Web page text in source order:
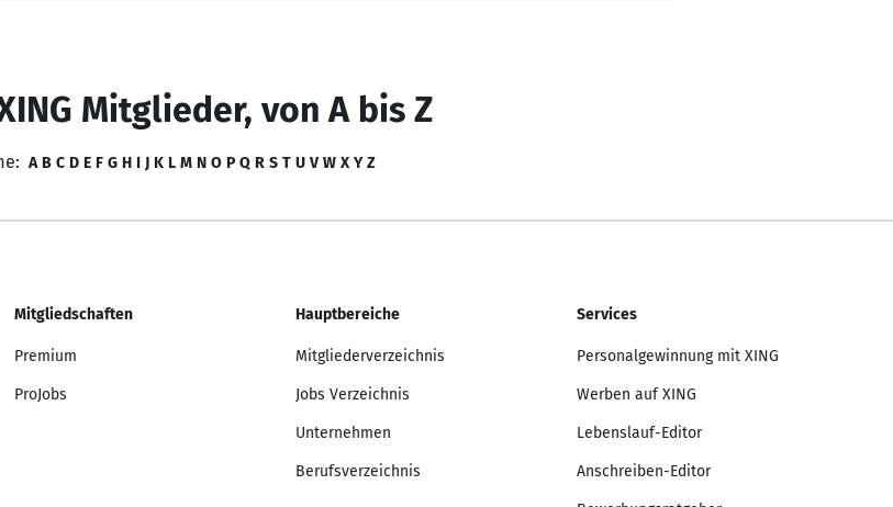
Mitglieder, von A bis Z
A B C D E F G H I J K L M N O P Q R S T U V W X Y Z
Mitgliedschaften
Premium
ProJobs
Hauptbereiche
Mitgliederverzeichnis
Jobs Verzeichnis
Unternehmen
Berufsverzeichnis
Services
Personalgewinnung mit XING
Werben auf XING
Lebenslauf-Editor
Anschreiben-Editor